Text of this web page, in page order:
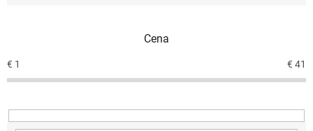
r
o
u
k
Cena
€ 1 € 41